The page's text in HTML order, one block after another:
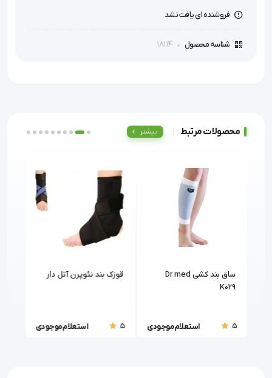
فروشنده ای یافت نشد
شناسه محصول 18114
محصولات مرتبط بیشتر
ساق بند کشی Dr med
K029
5 استعلام موجودی
قوزک بند نئوپرن آتل دار
5 استعلام موجودی